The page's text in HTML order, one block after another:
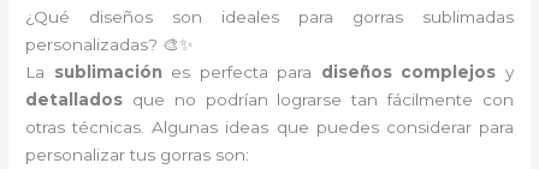
¿Qué diseños son ideales para gorras sublimadas
personalizadas? 🎨✨
La sublimación es perfecta para diseños complejos y
detallados que no podrían lograrse tan fácilmente con
otras técnicas. Algunas ideas que puedes considerar para
personalizar tus gorras son: